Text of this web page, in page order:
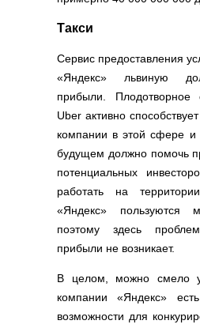
Такси
Сервис предоставления
«Яндекс» львиную
прибыли. Плодотворное
Uber активно
компании в этой сфере
будущем должно помочь
потенциальных
работать на
«Яндекс» пользуются
поэтому здесь
прибыли не возникает.
В целом, можно смело
компании «Яндекс»
возможности для